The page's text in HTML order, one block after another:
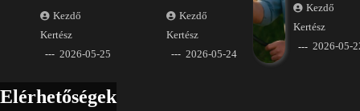
Kezdő
Kertész
2026-05-25
Kezdő
Kertész
2026-05-24
Kezdő
Kertész
2026-05-
Elérhetőségek